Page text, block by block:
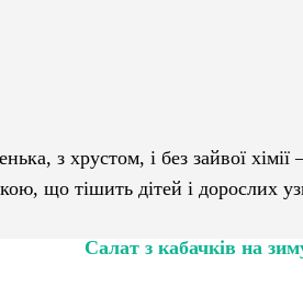
з хрустом, і без зайвої
що тішить дітей і дорослих
Салат з кабачків на